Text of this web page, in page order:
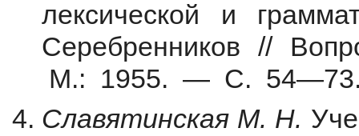
лексической и
Серебренников //
М.: 1955. — С.
Славятинская М. Н.